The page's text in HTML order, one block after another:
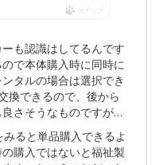
ポチップ
も認識はしてるんです
で本体購入時に同時に
タルの場合は選択でき
換できるので、後から
さそうなものですが…
ると単品購入できるよ
購入ではないと福祉製